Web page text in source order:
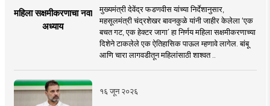
महिला सक्षमीकरणाचा नवा
अध्याय
मुख्यमंत्री देवेंद्र फडणवीस यांच्या निर्देशानुसार,
महसूलमंत्री चंद्रशेखर बावनकुळे यांनी जाहीर केलेला ‘एक
बचत गट, एक हेक्टर जागा’ हा निर्णय महिला सक्षमीकरणाच्या
दिशेने टाकलेले एक ऐतिहासिक पाऊल म्हणावे लागेल. बांबू
आणि चारा लागवडीतून महिलांसाठी शाश्वत ..
१६ जून २०२६